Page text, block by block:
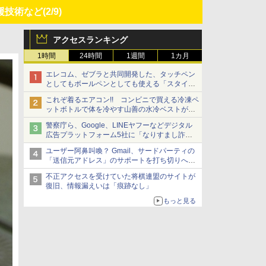
技術など(2/9)
アクセスランキング
1時間 24時間 1週間 1カ月
エレコム、ゼブラと共同開発した、タッチペン
としてもボールペンとしても使える「スタイラ
スツーウェイ」発売 iPadにも紙にも、持ち替
えずに書き込める
これぞ着るエアコン!! コンビニで買える冷凍ペ
ットボトルで体を冷やす山善の水冷ベストがロ
ードバイクにちょうどいい【ぼっち・ざ・ろー
ど！その14】【空いた時間でなにしてる？】
警察庁ら、Google、LINEヤフーなどデジタル
広告プラットフォーム5社に「なりすまし詐欺
広告」対策強化を要請 著名人の写真や映像を
使った投資詐欺などへの対策として
ユーザー阿鼻叫喚？ Gmail、サードパーティの
「送信元アドレス」のサポートを打ち切りへ
【やじうまWatch】
不正アクセスを受けていた将棋連盟のサイトが
復旧、情報漏えいは「痕跡なし」
もっと見る